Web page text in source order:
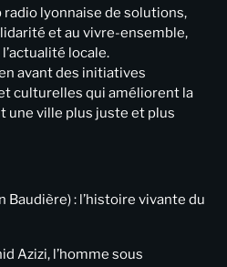
radio lyonnaise de solutions,
et au vivre-ensemble,
locale.
avant des initiatives
culturelles qui améliorent la
une ville plus juste et plus
Baudière) : l’histoire vivante du
Azizi, l’homme sous